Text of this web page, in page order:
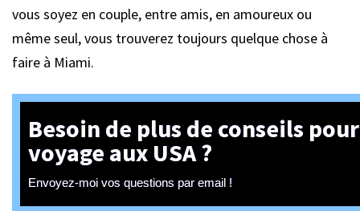
vous soyez en couple, entre amis, en amoureux ou
même seul, vous trouverez toujours quelque chose à
faire à Miami.
Besoin de plus de conseils
voyage aux USA ?
Envoyez-moi vos questions par email !